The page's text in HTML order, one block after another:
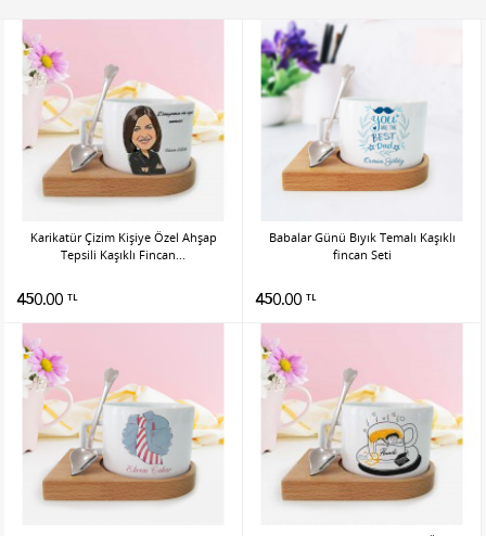
Karikatür Çizim Kişiye Özel Ahşap
Tepsili Kaşıklı Fincan...
450.00 TL
Babalar Günü Bıyık Temalı Kaşıklı
fincan Seti
450.00 TL